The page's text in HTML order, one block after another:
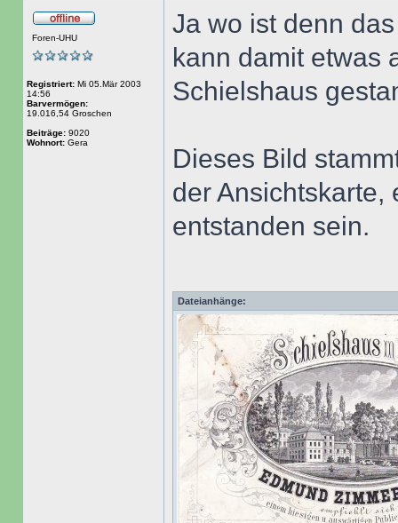
Foren-UHU
Registriert: Mi 05.Mär 2003
14:56
Barvermögen:
19.016,54 Groschen
Beiträge: 9020
Wohnort: Gera
Ja wo ist denn
kann damit etwas
Schielshaus
Dieses Bild
der Ansichtskarte,
entstanden sein.
Dateianhänge: